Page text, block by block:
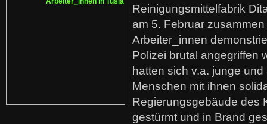
Reinigungsmittelfabrik
am 5. Februar
Arbeiter_innen
Polizei brutal angegriffen
hatten sich v.a. junge
Menschen mit ihnen
Regierungsgebäude des
gestürmt und in Brand